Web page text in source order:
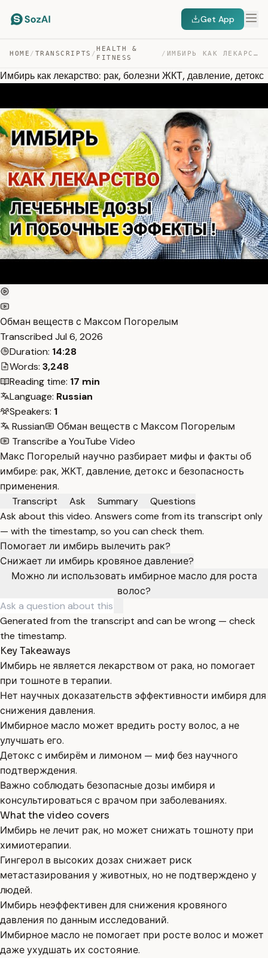
Get App
HOME / TRANSCRIPTS /
HEALTH &
FITNESS
/ ИМБИРЬ КАК ЛЕКАРСТВО: РАК, БОЛЕЗНИ ЖКТ, ДАВЛЕНИЕ, ДЕТОКС — TRANSCRIPT
Имбирь как лекарство: рак, болезни ЖКТ, давление, детокс
Обман веществ с Максом Погорелым
Transcribed Jul 6, 2026
Duration: 14:28
Words: 3,248
Reading time: 17 min
Language: Russian
Speakers: 1
Russian
Обман веществ с Максом Погорелым
Transcribe a YouTube Video
Макс Погорелый научно разбирает мифы и факты об
имбире: рак, ЖКТ, давление, детокс и безопасность
применения.
Transcript
Ask Summary
Questions
Ask about this video. Answers come from its transcript only
— with the timestamp, so you can check them.
Помогает ли имбирь вылечить рак?
Снижает ли имбирь кровяное давление?
Можно ли использовать имбирное масло для роста
волос?
Generated from the transcript and can be wrong — check
the timestamp.
Key Takeaways
Имбирь не является лекарством от рака, но помогает
при тошноте в терапии.
Нет научных доказательств эффективности имбиря для
снижения давления.
Имбирное масло может вредить росту волос, а не
улучшать его.
Детокс с имбирём и лимоном — миф без научного
подтверждения.
Важно соблюдать безопасные дозы имбиря и
консультироваться с врачом при заболеваниях.
What the video covers
Имбирь не лечит рак, но может снижать тошноту при
химиотерапии.
Гингерол в высоких дозах снижает риск
метастазирования у животных, но не подтверждено у
людей.
Имбирь неэффективен для снижения кровяного
давления по данным исследований.
Имбирное масло не помогает при росте волос и может
даже ухудшать их состояние.